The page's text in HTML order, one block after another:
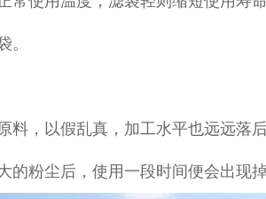
。
料，以假乱真，加工水平也远远落
粉尘后，使用一段时间便会出现掉